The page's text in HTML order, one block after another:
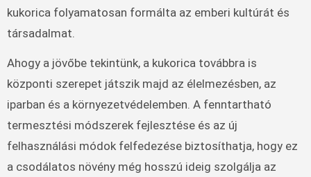
kukorica folyamatosan formálta az emberi kultúrát és
társadalmat.
Ahogy a jövőbe tekintünk, a kukorica továbbra is
központi szerepet játszik majd az élelmezésben, az
iparban és a környezetvédelemben. A fenntartható
termesztési módszerek fejlesztése és az új
felhasználási módok felfedezése biztosíthatja, hogy ez
a csodálatos növény még hosszú ideig szolgálja az